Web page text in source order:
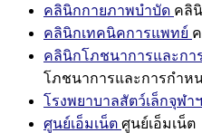
คลินิกกายภาพบำบัด คลิ
คลินิกเทคนิคการแพทย์
คลินิกโภชนาการและกา
โภชนาการและการกำห
โรงพยาบาลสัตว์เล็กจุฬาฯ
ศูนย์เอ็มเน็ต ศูนย์เอ็มเน็ต